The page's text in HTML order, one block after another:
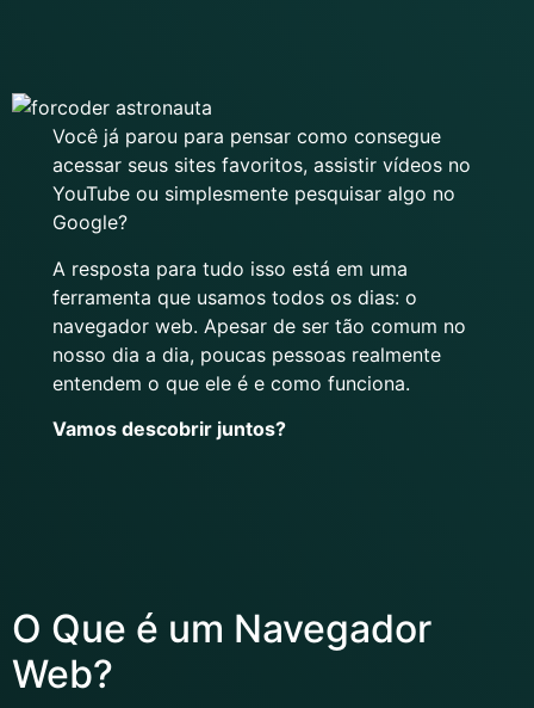
Você já parou para pensar como consegue
acessar seus sites favoritos, assistir vídeos no
YouTube ou simplesmente pesquisar algo no
Google?
A resposta para tudo isso está em uma
ferramenta que usamos todos os dias: o
navegador web. Apesar de ser tão comum no
nosso dia a dia, poucas pessoas realmente
entendem o que ele é e como funciona.
Vamos descobrir juntos?
O Que é um Navegador
Web?